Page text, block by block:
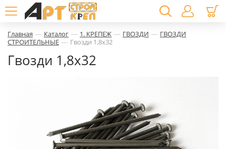
Главная — Каталог — 1. КРЕПЕЖ — ГВОЗДИ — ГВОЗДИ
СТРОИТЕЛЬНЫЕ — Гвозди 1,8х32
Гвозди 1,8х32